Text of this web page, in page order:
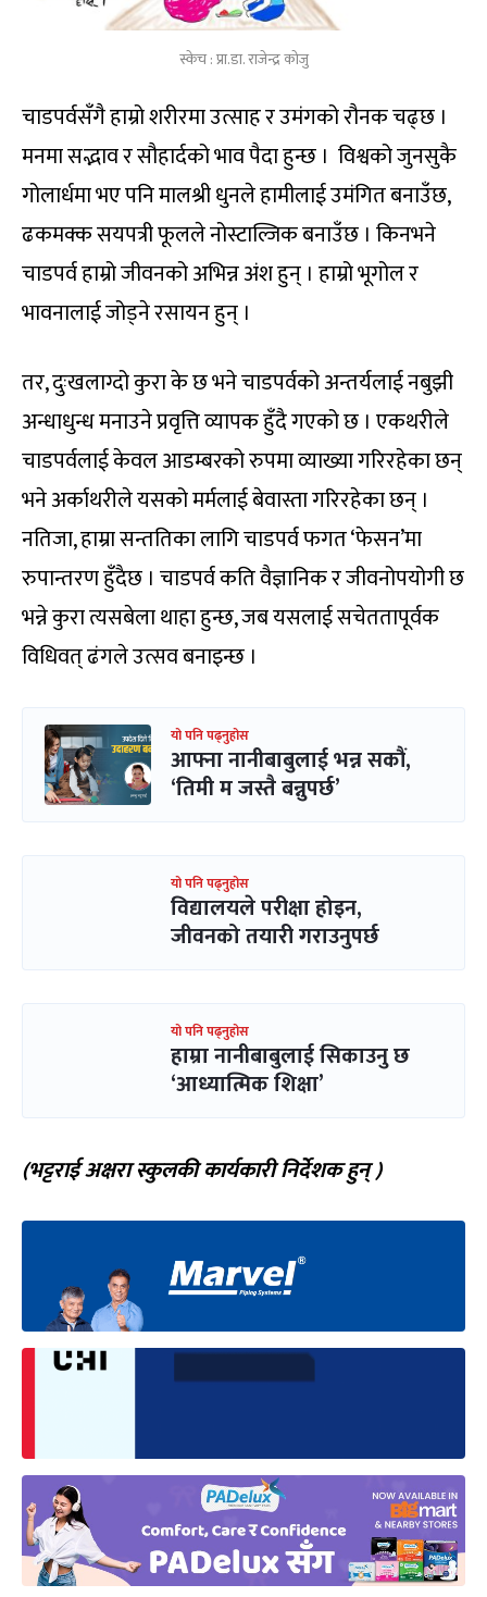
स्केच : प्रा.डा. राजेन्द्र कोजु
चाडपर्वसँगै हाम्रो शरीरमा उत्साह र उमंगको रौनक चढ्छ ।
मनमा सद्भाव र सौहार्दको भाव पैदा हुन्छ । विश्वको जुनसुकै
गोलार्धमा भए पनि मालश्री धुनले हामीलाई उमंगित बनाउँछ,
ढकमक्क सयपत्री फूलले नोस्टाल्जिक बनाउँछ । किनभने
चाडपर्व हाम्रो जीवनको अभिन्न अंश हुन् । हाम्रो भूगोल र
भावनालाई जोड्ने रसायन हुन् ।
तर, दुःखलाग्दो कुरा के छ भने चाडपर्वको अन्तर्यलाई नबुझी
अन्धाधुन्ध मनाउने प्रवृत्ति व्यापक हुँदै गएको छ । एकथरीले
चाडपर्वलाई केवल आडम्बरको रुपमा व्याख्या गरिरहेका छन्
भने अर्काथरीले यसको मर्मलाई बेवास्ता गरिरहेका छन् ।
नतिजा, हाम्रा सन्ततिका लागि चाडपर्व फगत ‘फेसन’मा
रुपान्तरण हुँदैछ । चाडपर्व कति वैज्ञानिक र जीवनोपयोगी छ
भन्ने कुरा त्यसबेला थाहा हुन्छ, जब यसलाई सचेततापूर्वक
विधिवत् ढंगले उत्सव बनाइन्छ ।
यो पनि पढ्नुहोस
आफ्ना नानीबाबुलाई भन्न सकौं,
‘तिमी म जस्तै बन्नुपर्छ’
यो पनि पढ्नुहोस
विद्यालयले परीक्षा होइन,
जीवनको तयारी गराउनुपर्छ
यो पनि पढ्नुहोस
हाम्रा नानीबाबुलाई सिकाउनु छ
‘आध्यात्मिक शिक्षा’
(भट्टराई अक्षरा स्कुलकी कार्यकारी निर्देशक हुन् )